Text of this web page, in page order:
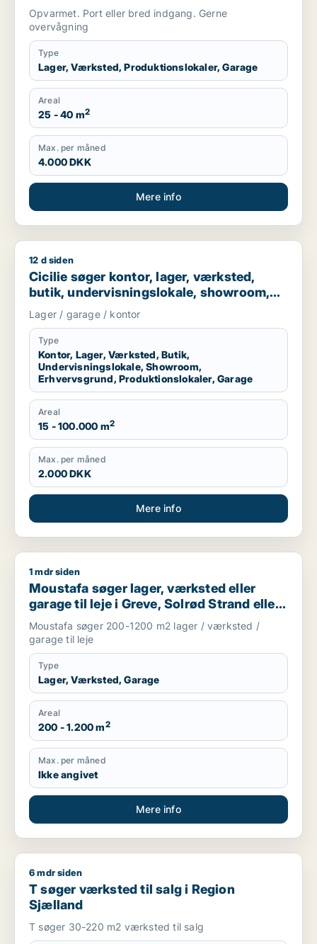
Høje Taastrup, Roskilde eller Tune
Opvarmet. Port eller bred indgang. Gerne
overvågning
Type
Lager, Værksted, Produktionslokaler, Garage
Areal
25 - 40 m2
Max. per måned
4.000 DKK
Mere info
Cicilie søger kontor, lager, værksted, butik,
12 d siden
Cicilie søger kontor, lager, værksted,
butik, undervisningslokale, showroom,
erhvervsgrund, produktionslokaler eller
garage til leje i Region Sjælland eller
Nordsjælland
Lager / garage / kontor
Type
Kontor, Lager, Værksted, Butik,
Undervisningslokale, Showroom,
Erhvervsgrund, Produktionslokaler, Garage
Areal
15 - 100.000 m2
Max. per måned
2.000 DKK
Mere info
Moustafa søger lager, værksted eller garage til leje i Greve,
1 mdr siden
Moustafa søger lager, værksted eller
garage til leje i Greve, Solrød Strand eller
Roskilde m.fl.
Moustafa søger 200-1200 m2 lager / værksted /
garage til leje
Type
Lager, Værksted, Garage
Areal
200 - 1.200 m2
Max. per måned
Ikke angivet
Mere info
T søger værksted til salg i Region Sjælland
6 mdr siden
T søger værksted til salg i Region
Sjælland
T søger 30-220 m2 værksted til salg